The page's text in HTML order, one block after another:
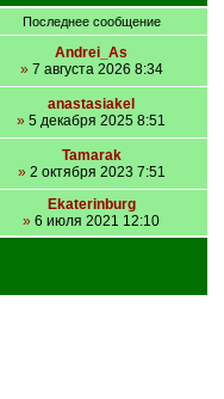
Последнее сообщение
Andrei_As
»7 августа 2026 8:34
anastasiakel
» 5 декабря 2025 8:51
Tamarak
»2 октября 2023 7:51
Ekaterinburg
» 6 июля 2021 12:10